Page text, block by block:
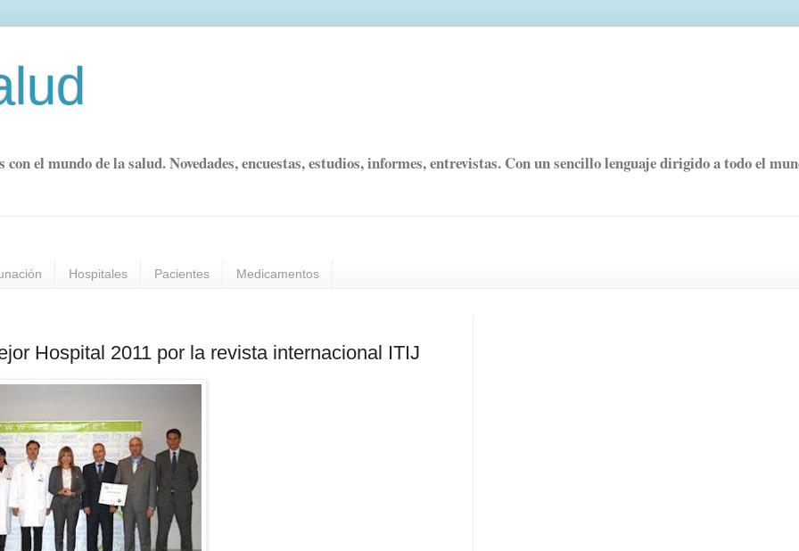
el mundo de la salud. Novedades, encuestas, estudios, informes, entrevistas. Con un sencillo lenguaje dirigido a todo el
Hospitales Pacientes Medicamentos
Hospital 2011 por la revista internacional ITIJ